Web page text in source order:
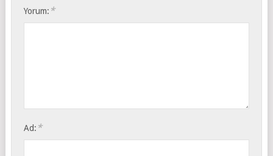
Yorum: *
Ad: *